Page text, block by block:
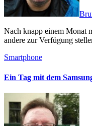
Nach knapp einem Monat mit dem Samsung GalaxyTab möchte ich meine Erfahrungen in Bezug auf interessante / sinnvolle Apps auch für
andere zur Verfügung
Smartphone
Ein Tag mit dem